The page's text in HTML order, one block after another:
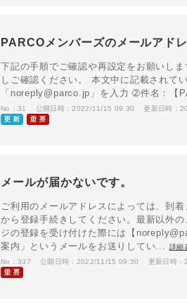
PARCOメンバーズのメールアド
下記の手順でご確認や再設定をお願いし
しご確認ください。 本文中に記載されて
「noreply@parco.jp」を入力 ➁件名：
No：31
公開日時：2022/11/15 09:30 更新日時：
メールが届かないです。
ご利用のメールアドレスによっては、到
から登録手続きしてください。最新以外
ジの登録を受け付けた際には【
案内」というメールをお送りしてい...
詳細
No：337
公開日時：2022/11/15 09:30 更新日時